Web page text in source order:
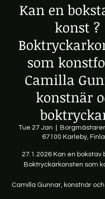
Kan en
konst ?
som
Camilla
konstnär
Tue 27 Jan
67100 Karleby,
27.1.2026 Kan en bokstav
Boktryckarkonsten som
Camilla Gunnar, konstnär